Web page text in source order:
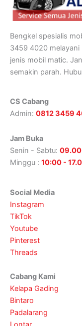
Bengkel spesialis
3459 4020 melayani
jenis mobil matic.
semakin parah.
CS Cabang
Admin: 0812 3459
Jam Buka
Senin - Sabtu:
Minggu : 10:00 -
Social Media
Instagram
TikTok
Youtube
Pinterest
Threads
Cabang Kami
Kelapa Gading
Bintaro
Padalarang